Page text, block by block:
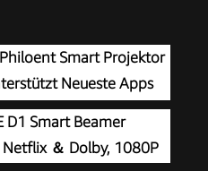
Smart Projektor
Neueste Apps
5.4 Auto Screen
Rauschen,
bietet großes Bild im
D1 Smart Beamer
＆ Dolby, 1080P